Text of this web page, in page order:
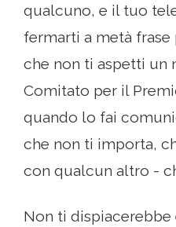
qualcuno, e il tuo
fermarti a metà
che non ti aspetti un
Comitato per il
quando lo fai
che non ti importa,
con qualcun altro -
Non ti dispiacerebbe